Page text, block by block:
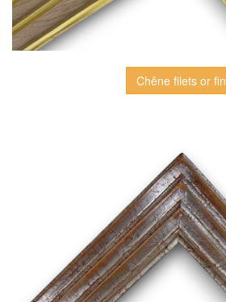
Chêne filets or fin